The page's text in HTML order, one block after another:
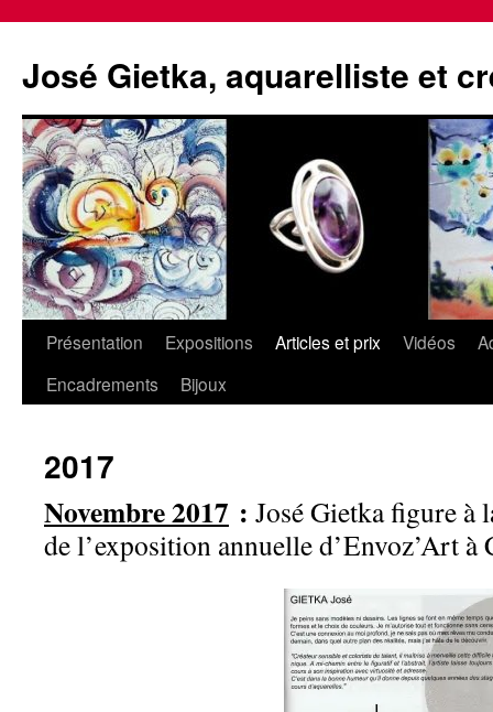
contenu
José Gietka, aquarelliste et
Présentation Expositions Articles et prix Vidéos
Encadrements
Bijoux
2017
Novembre 2017 : José Gietka figure à
de l’exposition annuelle d’Envoz’Art à